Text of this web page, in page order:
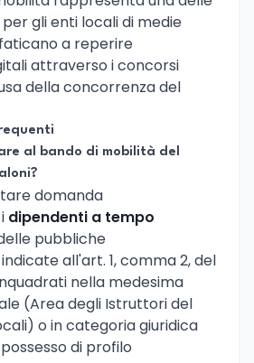
gli enti locali di medie
a reperire
attraverso i concorsi
della concorrenza del
al bando di mobilità del
domanda
dipendenti a tempo
pubbliche
all'art. 1, comma 2, del
inquadrati nella medesima
(Area degli Istruttori del
o in categoria giuridica
di profilo